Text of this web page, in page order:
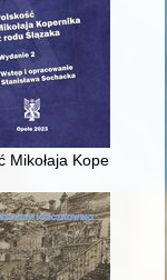
w XVI-
Mikołaja Kopernika z